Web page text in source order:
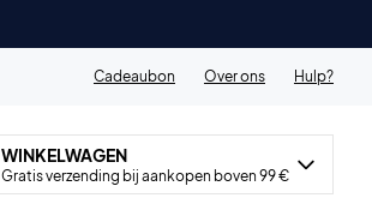
Cadeaubon
Over ons Hulp?
WINKELWAGEN
Gratis verzending bij aankopen boven 99 €